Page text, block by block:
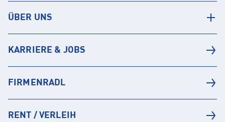
ÜBER UNS
KARRIERE & JOBS
FIRMENRADL
RENT / VERLEIH